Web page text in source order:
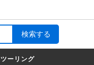
ツーリング